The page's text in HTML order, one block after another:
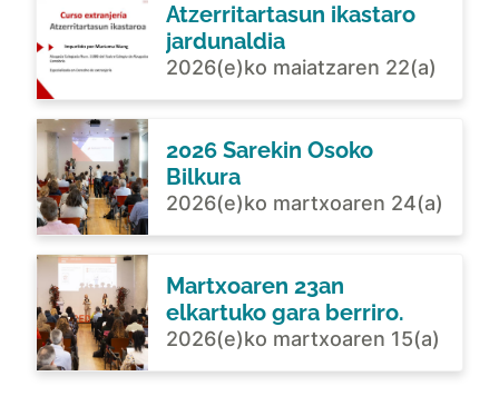
Atzerritartasun ikastaro
jardunaldia
2026(e)ko maiatzaren 22(a)
2026 Sarekin Osoko
Bilkura
2026(e)ko martxoaren 24(a)
Martxoaren 23an
elkartuko gara berriro.
2026(e)ko martxoaren 15(a)